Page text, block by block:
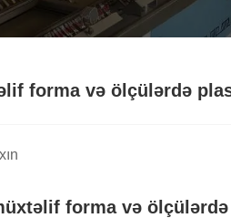
forma və ölçülərdə
forma və